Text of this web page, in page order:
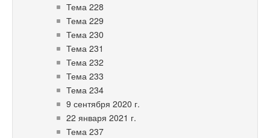
Тема 228
Тема 229
Тема 230
Тема 231
Тема 232
Тема 233
Тема 234
9 сентября 2020 г.
22 января 2021 г.
Тема 237